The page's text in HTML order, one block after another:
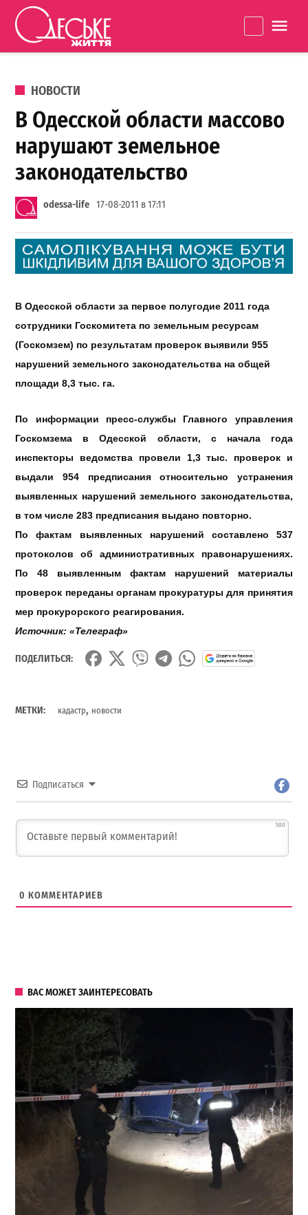
Перейти к содержанию
життя
ОПУБЛИКОВАНО В
НОВОСТИ
В Одесской области массово
нарушают земельное
законодательство
odessa-life 17-08-2011 в 17:11
ВОдесской области за первое полугодие 2011 года
сотрудники Госкомитета по земельным ресурсам
(Госкомзем) по результатам проверок выявили 955
нарушений земельного законодательства на общей
площади 8,3 тыс. га.
По информации пресс-службы Главного
управления
Госкомзема вОдесской области, с начала
года
инспекторы
ведомства провели 1,3 тыс. провероки
выдали 954 предписания относительно
устранения
выявленных нарушений земельного законодательства,
в томчисле 283 предписания выдано повторно.
По
фактам выявленных нарушений составлено 537
протоколов
об административных правонарушениях.
По 48 выявленным фактам нарушений
материалы
проверок переданы органам прокуратуры для принятия
мер прокурорского реагирования.
Источник: «Телеграф»
ПОДЕЛИТЬСЯ:
МЕТКИ: кадастр, новости
Подписаться
500
0 КОММЕНТАРИЕВ
ВАС МОЖЕТ ЗАИНТЕРЕСОВАТЬ